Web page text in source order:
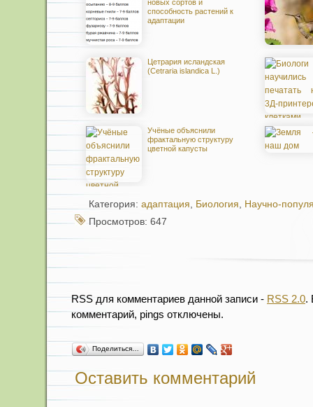
новых сортов и
способность растений к
адаптации
Цетрария исландская
(Cetraria islandica L.)
Учёные объяснили
фрактальную структуру
цветной капусты
Категория: адаптация, Биология, Научно-
Просмотров: 647
RSS для комментариев данной записи - RSS 2.0.
комментарий, pings отключены.
Поделиться…
Оставить комментарий